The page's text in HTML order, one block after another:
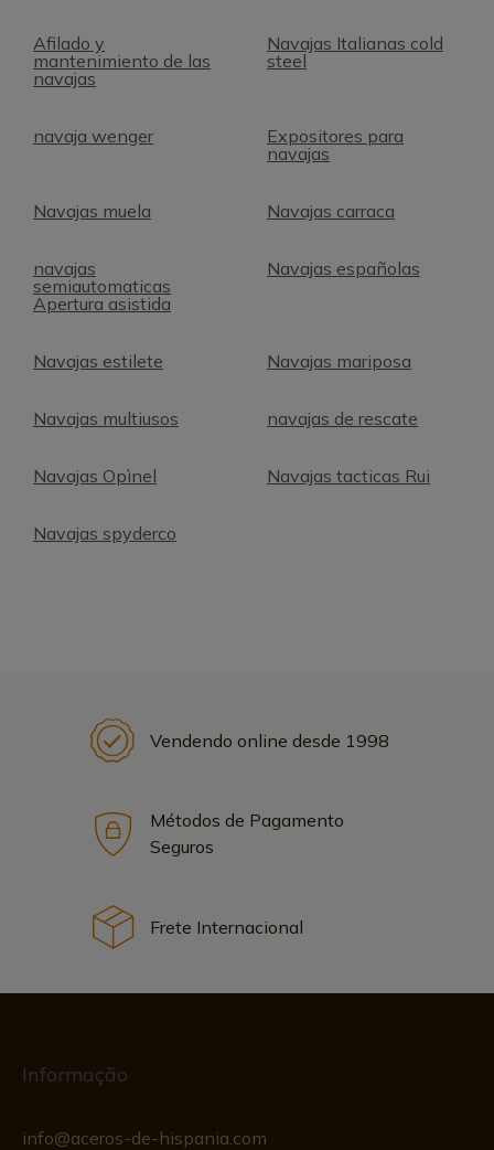
Afilado y
mantenimiento de las
navajas
Navajas Italianas cold
steel
navaja wenger
Expositores para
navajas
Navajas muela Navajas carraca
navajas
semiautomaticas
Apertura asistida
Navajas españolas
Navajas estilete Navajas mariposa
Navajas multiusos navajas de rescate
Navajas Opìnel Navajas tacticas Rui
Navajas spyderco
Vendendo online desde 1998
Métodos de Pagamento
Seguros
Frete Internacional
Informação
info@aceros-de-hispania.com